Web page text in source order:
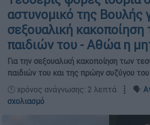
αστυνομικό της Βουλής
σεξουαλική κακοποίηση
παιδιών του - Αθώα η
Για την σεξουαλική κακοποίηση των
παιδιών του και της πρώην συζύγου του
🕛 χρόνος ανάγνωσης: 2 λεπτά ┋ 🗣️
σχολιασμό